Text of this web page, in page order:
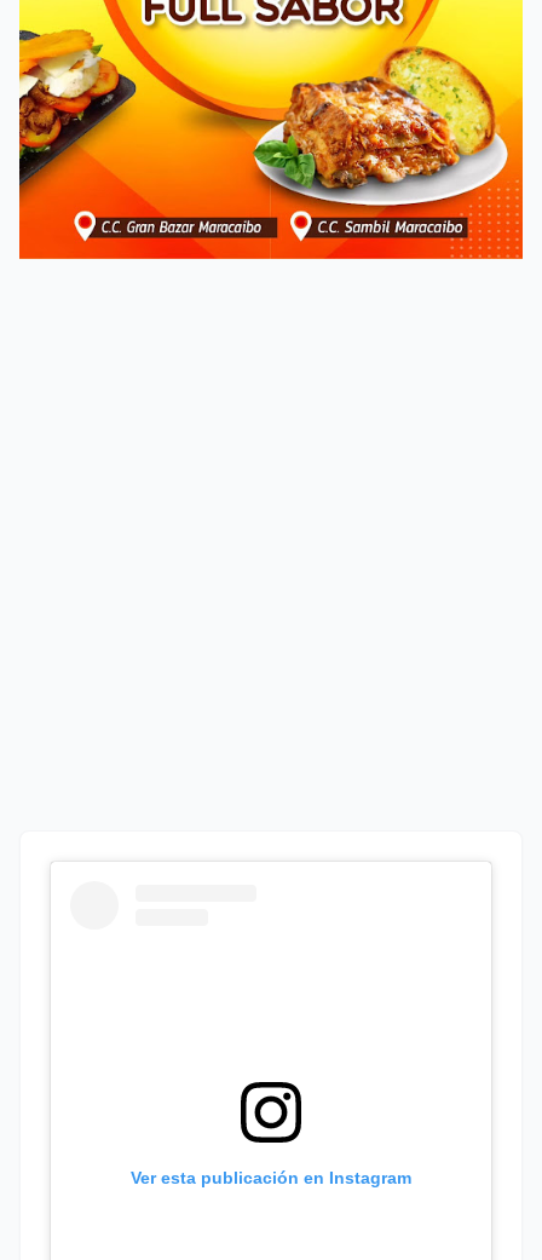
Ver esta publicación en Instagram